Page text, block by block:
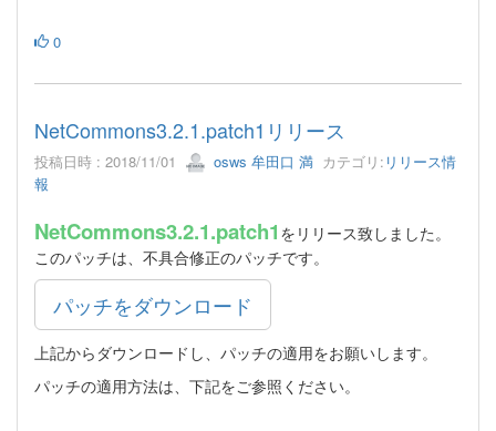
0
NetCommons3.2.1.patch1リリース
投稿日時 : 2018/11/01 osws 牟田口 満 カテゴリ: リリース情
報
NetCommons3.2.1.patch1 をリリース致しました。
このパッチは、不具合修正のパッチです。
パッチをダウンロード
上記からダウンロードし、パッチの適用をお願いします。
パッチの適用方法は、下記をご参照ください。